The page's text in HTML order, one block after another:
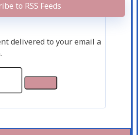
to RSS Feeds
delivered to your email a